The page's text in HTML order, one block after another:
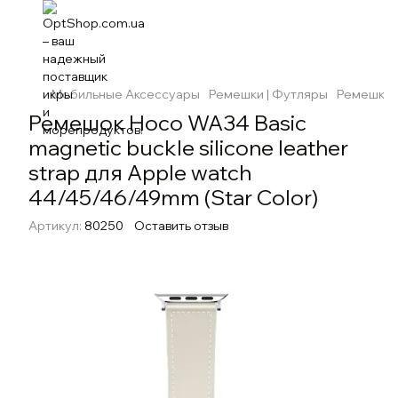
Мобильные Аксессуары Ремешки | Футляры Ремешки
Ремешок Hoco WA34 Basic
magnetic buckle silicone leather
strap для Apple watch
44/45/46/49mm (Star Color)
Артикул: 80250 Оставить отзыв